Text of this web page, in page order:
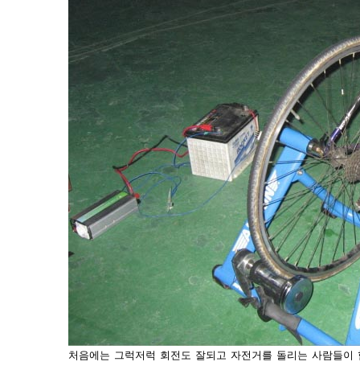
처음에는 그럭저럭 회전도 잘되고 자전거를 돌리는 사람들